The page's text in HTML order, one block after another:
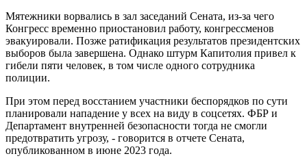
Мятежники ворвались в зал заседаний Сената, из-за чего
Конгресс временно приостановил работу, конгрессменов
эвакуировали. Позже ратификация результатов президентских
выборов была завершена. Однако штурм Капитолия привел к
гибели пяти человек, в том числе одного сотрудника
полиции.
При этом перед восстанием участники беспорядков по сути
планировали нападение у всех на виду в соцсетях. ФБР и
Департамент внутренней безопасности тогда не смогли
предотвратить угрозу, - говорится в отчете Сената,
опубликованном в июне 2023 года.